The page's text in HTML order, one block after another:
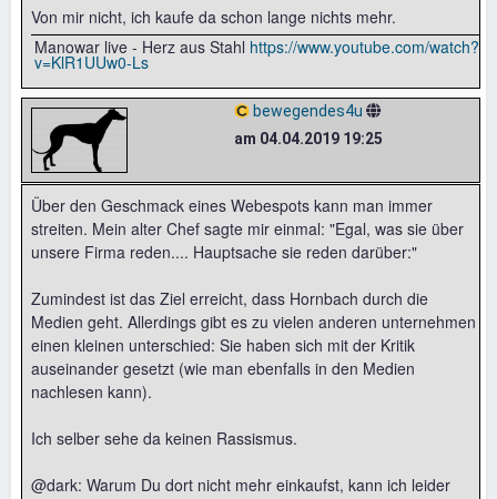
Von mir nicht, ich kaufe da schon lange nichts mehr.
Manowar live - Herz aus Stahl https://www.youtube.com/watch?
v=KlR1UUw0-Ls
bewegendes4u
am 04.04.2019 19:25
Über den Geschmack eines Webespots kann man immer
streiten. Mein alter Chef sagte mir einmal: "Egal, was sie über
unsere Firma reden.... Hauptsache sie reden darüber:"
Zumindest ist das Ziel erreicht, dass Hornbach durch die
Medien geht. Allerdings gibt es zu vielen anderen unternehmen
einen kleinen unterschied: Sie haben sich mit der Kritik
auseinander gesetzt (wie man ebenfalls in den Medien
nachlesen kann).
Ich selber sehe da keinen Rassismus.
@dark: Warum Du dort nicht mehr einkaufst, kann ich leider